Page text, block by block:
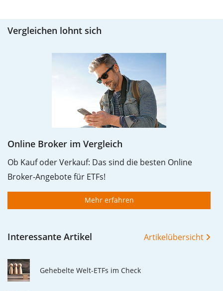
Vergleichen lohnt sich
Online Broker im Vergleich
Ob Kauf oder Verkauf: Das sind die besten Online
Broker-Angebote für ETFs!
Mehr erfahren
Interessante Artikel Artikelübersicht
Gehebelte Welt-ETFs im Check